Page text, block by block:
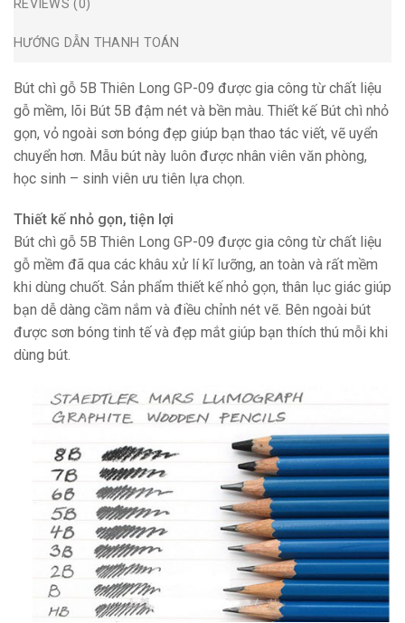
REVIEWS (0)
HƯỚNG DẪN THANH TOÁN
Bút chì gỗ 5B Thiên Long GP-09 được gia công từ chất liệu
gỗ mềm, lõi Bút 5B đậm nét và bền màu. Thiết kế Bút chì nhỏ
gọn, vỏ ngoài sơn bóng đẹp giúp bạn thao tác viết, vẽ uyển
chuyển hơn. Mẫu bút này luôn được nhân viên văn phòng,
học sinh – sinh viên ưu tiên lựa chọn.
Thiết kế nhỏ gọn, tiện lợi
Bút chì gỗ 5B Thiên Long GP-09 được gia công từ chất liệu
gỗ mềm đã qua các khâu xử lí kĩ lưỡng, an toàn và rất mềm
khi dùng chuốt. Sản phẩm thiết kế nhỏ gọn, thân lục giác giúp
bạn dễ dàng cầm nắm và điều chỉnh nét vẽ. Bên ngoài bút
được sơn bóng tinh tế và đẹp mắt giúp bạn thích thú mỗi khi
dùng bút.